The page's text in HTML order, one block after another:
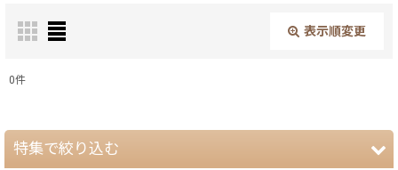
表示順変更
在庫あり
0件
特集で絞り込む